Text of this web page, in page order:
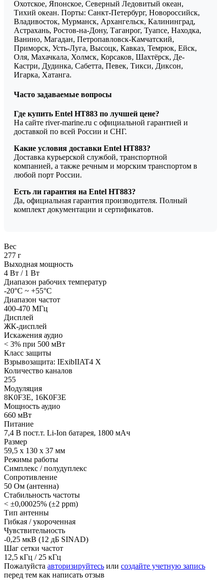
Охотское, Японское, Северный Ледовитый океан,
Тихий океан. Порты: Санкт-Петербург, Новороссийск,
Владивосток, Мурманск, Архангельск, Калининград,
Астрахань, Ростов-на-Дону, Таганрог, Туапсе, Находка,
Ванино, Магадан, Петропавловск-Камчатский,
Приморск, Усть-Луга, Высоцк, Кавказ, Темрюк, Ейск,
Оля, Махачкала, Холмск, Корсаков, Шахтёрск, Де-
Кастри, Дудинка, Сабетта, Певек, Тикси, Диксон,
Игарка, Хатанга.
Часто задаваемые вопросы
Где купить Entel HT883 по лучшей цене?
На сайте river-marine.ru с официальной гарантией и
доставкой по всей России и СНГ.
Какие условия доставки Entel HT883?
Доставка курьерской службой, транспортной
компанией, а также речным и морским транспортом в
любой порт России.
Есть ли гарантия на Entel HT883?
Да, официальная гарантия производителя. Полный
комплект документации и сертификатов.
Вес
277 г
Выходная мощность
4 Вт / 1 Вт
Диапазон рабочих температур
-20°C ~ +55°C
Диапазон частот
400-470 МГц
Дисплей
ЖК-дисплей
Искажения аудио
< 3% при 500 мВт
Класс защиты
Взрывозащита: IExibIIAT4 X
Количество каналов
255
Модуляция
8K0F3E, 16K0F3E
Мощность аудио
660 мВт
Питание
7,4 В пост.т. Li-Ion батарея, 1800 мАч
Размер
59,5 х 130 х 37 мм
Режимы работы
Симплекс / полудуплекс
Сопротивление
50 Ом (антенна)
Стабильность частоты
< ±0,00025% (±2 ppm)
Тип антенны
Гибкая / укороченная
Чувствительность
-0,25 мкВ (12 дБ SINAD)
Шаг сетки частот
12,5 кГц / 25 кГц
Пожалуйста авторизируйтесь или создайте учетную запись
перед тем как написать отзыв